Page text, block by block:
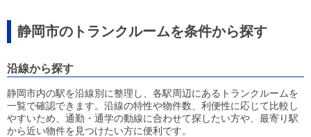
静岡市のトランクルームを条件から探す
沿線から探す
静岡市内の駅を沿線別に整理し、各駅周辺にあるトランクルームを
一覧で確認できます。沿線の特性や物件数、利便性に応じて比較し
やすいため、通勤・通学の動線に合わせて探したい方や、最寄り駅
から近い物件を見つけたい方に便利です。